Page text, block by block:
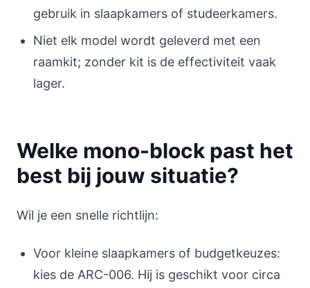
gebruik in slaapkamers of studeerkamers.
Niet elk model wordt geleverd met een
raamkit; zonder kit is de effectiviteit vaak
lager.
Welke mono-block past het
best bij jouw situatie?
Wil je een snelle richtlijn:
Voor kleine slaapkamers of budgetkeuzes:
kies de ARC-006. Hij is geschikt voor circa